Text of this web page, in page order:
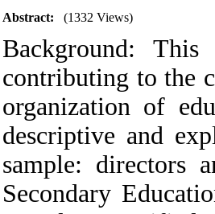
Abstract: (1332 Views)
Background:
contributing to the
organization of
descriptive and
sample: directors
Secondary